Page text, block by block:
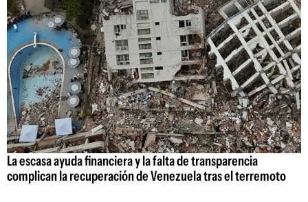
La escasa ayuda financiera y la falta de transparencia
complican la recuperación de Venezuela tras el terremoto